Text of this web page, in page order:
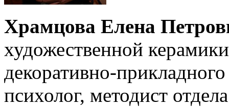
Храмцова Елена
художественной
декоративно-
психолог, методист